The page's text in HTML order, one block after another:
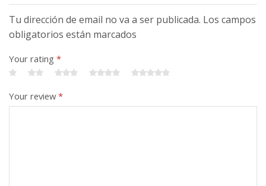
Tu dirección de email no va a ser publicada. Los campos
obligatorios están marcados
Your rating *
Your review*